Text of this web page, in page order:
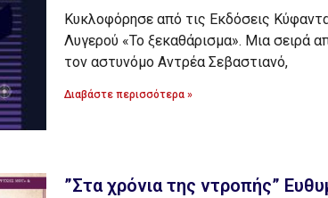
Κυκλοφόρησε από τις Εκδόσεις
Λυγερού «Το ξεκαθάρισμα». Μια σειρά
τον αστυνόμο Αντρέα Σεβαστιανό,
Διαβάστε περισσότερα »
”Στα χρόνια της ντροπής”